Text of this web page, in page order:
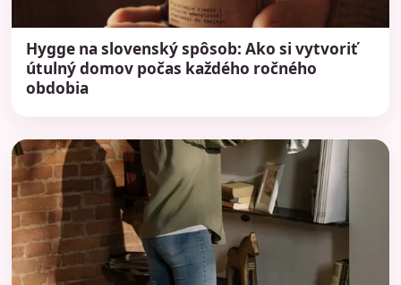
Hygge na slovenský spôsob: Ako si vytvoriť
útulný domov počas každého ročného
obdobia